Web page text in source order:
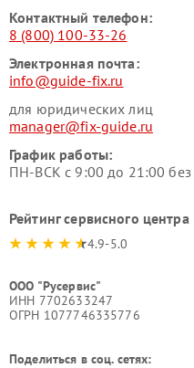
Контактный телефон:
8 (800) 100-33-26
Электронная почта:
info@guide-fix.ru
для юридических лиц
manager@fix-guide.ru
График работы:
ПН-ВСК с 9:00 до 21:00
Рейтинг сервисного центра
4.9-5.0
ООО "Русервис"
ИНН 7702633247
ОГРН 1077746335776
Поделиться в соц. сетях: